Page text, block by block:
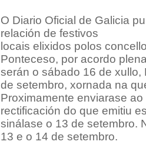
O Diario Oficial de Galicia
relación de festivos
locais elixidos polos
Ponteceso, por acordo
serán o sábado 16 de
de setembro, xornada na
Proximamente enviarase
rectificación do que emitiu
sinálase o 13 de setembro.
13 e o 14 de setembro.